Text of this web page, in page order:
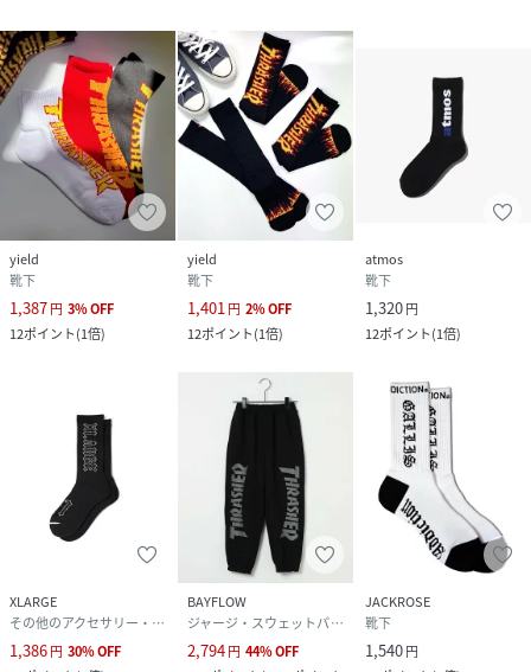
yield
靴下
1,387円 3%OFF
12ポイント(1倍)
yield
靴下
1,401円 2%OFF
12ポイント(1倍)
atmos
靴下
1,320円
12ポイント(1倍)
XLARGE
その他のアクセサリー・腕時計
1,386円 30%OFF
BAYFLOW
ジャージ・スウェットパンツ
2,794円 44%OFF
JACKROSE
靴下
1,540円